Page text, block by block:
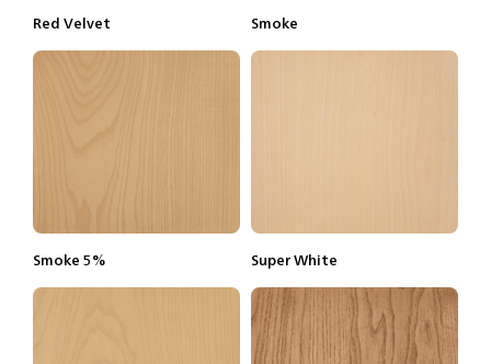
Lisätietoja
Red Velvet Lisätietoja
Smoke
Lisätietoja
Smoke 5% Lisätietoja
Super White